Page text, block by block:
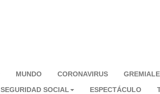
MUNDO CORONAVIRUS
SEGURIDAD SOCIAL
ESPECTÁCULO